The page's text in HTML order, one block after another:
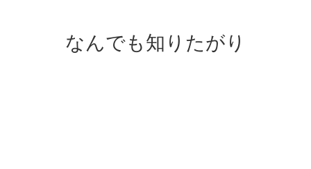
なんでも知りたがり